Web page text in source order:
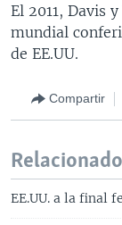
El 2011, Davis
mundial
de EE.UU.
Compartir
EE.UU. a la final